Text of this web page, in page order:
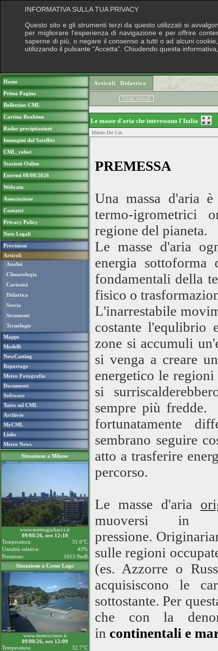
Home
Prima Pagina
Bollettino CML
Cartina Realtime
Radar precipitazioni
Immagini dal Satellite
CML_robot
Stazioni Online
Estremi 08/08/2026
Webcam
Associazione
Contatti
Privacy Policy
Note Legali
Previsioni
Articoli
Analisi
Climatologia
Curiosità
Didattica
Storia
Strumenti
Tecnologie
Mappe
Modelli
NowCasting
Reportage
Meteo Fotografia
Documenti
Software
Tutto sul CML
Archivio
MyCML
Links
Meteo News
Situazione a Milano
www.meteogiuliacci.it
09/08/26, ore 12:10
Temperatura:
31.6°C
Umidità relativa:
43%
Pressione:
1015.9mB
Situazione a Como Lago
www.meteocomo.it
09/08/26, ore 12:09
Temperatura:
32.7°C
Articoli› Didattica
Ultimi Articoli
Le masse d'aria che interessano l'Italia
Matteo Dei Cas
PREMESSA
Una massa d'aria
termo-igrometrici
regione del pianeta.
Le masse d'aria
energia
fondamentali della
fisico o
L'inarrestabile
costante l'equlibrio
zone si accumuli
si venga a creare
energetico le
si
sempre più fredde.
fortunatamente
sembrano seguire
atto a trasferire
percorso.
Le masse d'aria
muoversi in
pressione.
sulle regioni
(es. Azzorre o
acquisiscono le
sottostante. Per
che con la
in continentali e
INFORMATIVA SULLA TUA PRIVACY
Questo sito e gli strumenti terzi da questo utilizzati si
per migliorare l'esperienza di navigazione e per offrire
saperne di più, o negare il consenso a tutti o ad alcuni
utilizzando il pulsante “Accetta”. Chiudendo questa